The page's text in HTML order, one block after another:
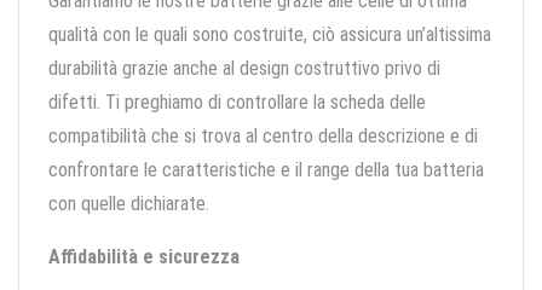
qualità con le quali sono costruite, ciò assicura un’altissima
durabilità grazie anche al design costruttivo privo di
difetti. Ti preghiamo di controllare la scheda delle
compatibilità che si trova al centro della descrizione e di
confrontare le caratteristiche e il range della tua batteria
con quelle dichiarate.
Affidabilità e sicurezza